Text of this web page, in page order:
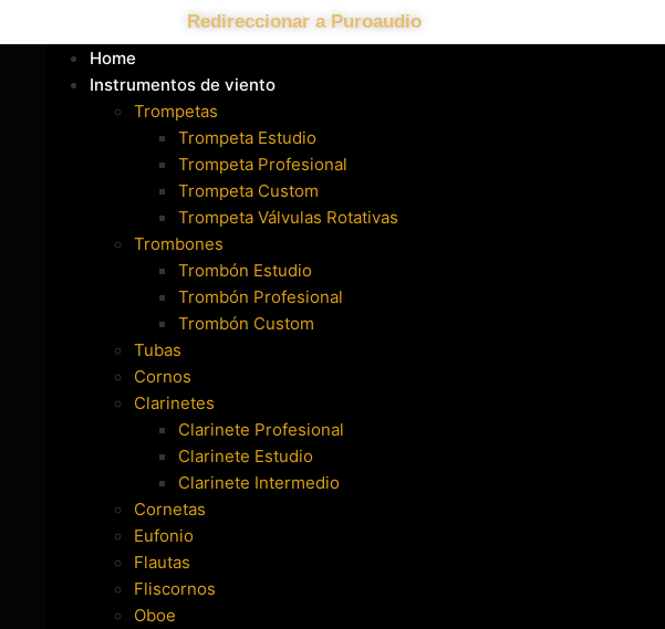
Redireccionar a Puroaudio
Home
Instrumentos de viento
Trompetas
Trompeta Estudio
Trompeta Profesional
Trompeta Custom
Trompeta Válvulas Rotativas
Trombones
Trombón Estudio
Trombón Profesional
Trombón Custom
Tubas
Cornos
Clarinetes
Clarinete Profesional
Clarinete Estudio
Clarinete Intermedio
Cornetas
Eufonio
Flautas
Fliscornos
Oboe